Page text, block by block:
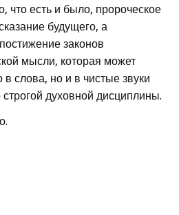
что есть и было, пророческое
будущего, а
законов
мысли, которая может
в слова, но и в чистые звуки
духовной дисциплины.